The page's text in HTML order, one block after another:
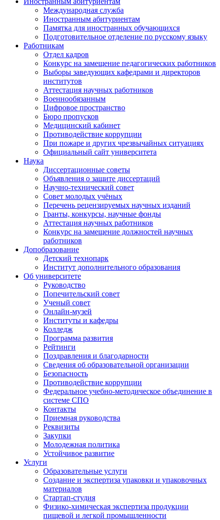
Международная служба
Иностранным абитуриентам
Памятка для иностранных обучающихся
Подготовительное отделение по русскому языку
Работникам
Отдел кадров
Конкурс на замещение педагогических работников
Выборы заведующих кафедрами и директоров
институтов
Аттестация научных работников
Военнообязанным
Цифровое пространство
Бюро пропусков
Медицинский кабинет
Противодействие коррупции
При пожаре и других чрезвычайных ситуациях
Официальный сайт университета
Наука
Диссертационные советы
Объявления о защите диссертаций
Научно-технический совет
Совет молодых учёных
Перечень рецензируемых научных изданий
Гранты, конкурсы, научные фонды
Аттестация научных работников
Конкурс на замещение должностей научных
работников
Допобразование
Детский технопарк
Институт дополнительного образования
Об университете
Руководство
Попечительский совет
Ученый совет
Онлайн-музей
Институты и кафедры
Колледж
Программа развития
Рейтинги
Поздравления и благодарности
Сведения об образовательной организации
Безопасность
Противодействие коррупции
Федеральное учебно-методическое объединение в
системе СПО
Контакты
Приемная руководства
Реквизиты
Закупки
Молодежная политика
Устойчивое развитие
Услуги
Образовательные услуги
Создание и экспертиза упаковки и упаковочных
материалов
Стартап-студия
Физико-химическая экспертиза продукции
пищевой и легкой промышленности